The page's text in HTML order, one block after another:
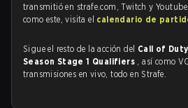
transmitió en strafe.com, Twitch y
como este, visita el calendario de
Sigue el resto de la acción del Call of
Season Stage 1 Qualifiers , así como
transmisiones en vivo, todo en Strafe.